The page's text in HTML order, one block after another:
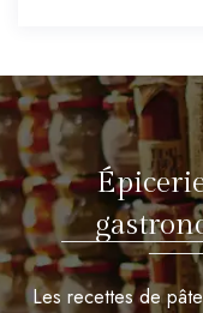
Les recettes de